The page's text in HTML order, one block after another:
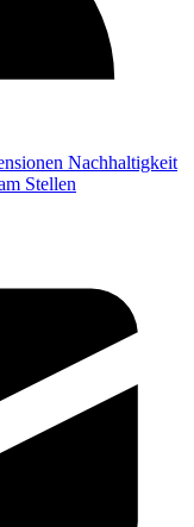
Nachhaltigkeit
Stellen